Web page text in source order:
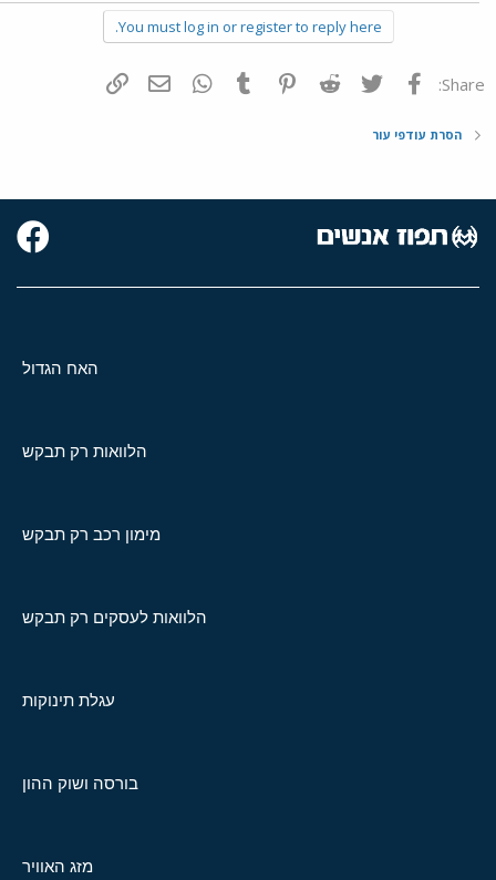
You must log in or register to reply here.
Share: פייסבוק Twitter
Reddit
Pinterest
Tumblr
WhatsAppדואר אלקטרוני
הסרת עודפי עור
האח הגדול
הלוואות רק תבקש
מימון רכב רק תבקש
הלוואות לעסקים רק תבקש
עגלת תינוקות
בורסה ושוק ההון
מזג האוויר